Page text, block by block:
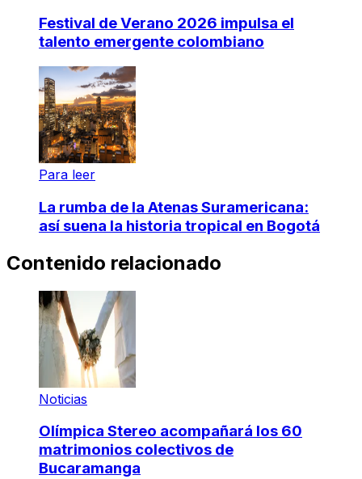
Festival de Verano 2026 impulsa el
talento emergente colombiano
Para leer
La rumba de la Atenas Suramericana:
así suena la historia tropical en Bogotá
Contenido relacionado
Noticias
Olímpica Stereo acompañará los 60
matrimonios colectivos de
Bucaramanga